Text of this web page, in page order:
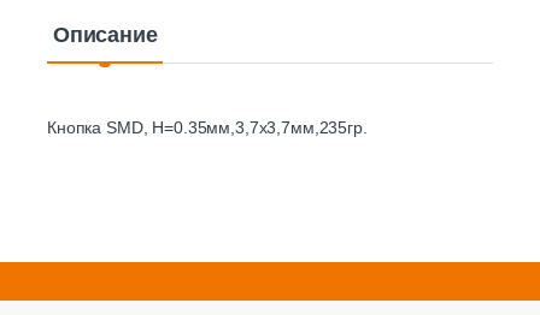
Описание
Кнопка SMD, H=0.35мм,3,7х3,7мм,235гр.